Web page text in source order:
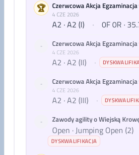
🏆 Czerwcowa Akcja Egzaminacja
4 CZE 2026
A2 · A2 (I) · 0F 0R ·
- Czerwcowa Akcja Egzaminacja
4 CZE 2026
A2 · A2 (II) ·
- Czerwcowa Akcja Egzaminacja
4 CZE 2026
A2 · A2 (III) ·
- Zawody agility o Wiejską
Open · Jumping Open (2)
DYSKWALIFIKACJA